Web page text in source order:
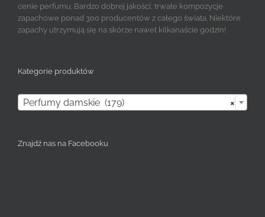
cenie perfumu. Bardzo dobrej jakości, trwałe kompozycje
zapachowe ponad 300 producentów z całego świata. Niektóre
zapachy utrzymują się na skórze nawet kilkanaście godzin!
Kategorie produktów
×
Perfumy damskie (179)
Znajdź nas na Facebooku